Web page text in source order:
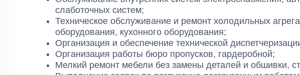
слаботочных систем;
Техническое обслуживание и ремонт холодильных
оборудования, кухонного оборудования;
Организация и обеспечение технической
Организация работы бюро пропусков, гардеробной;
Мелкий ремонт мебели без замены деталей и обшивки,